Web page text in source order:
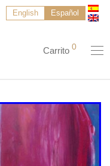
English Español
Carrito 0